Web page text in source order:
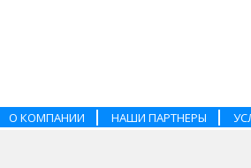
О КОМПАНИИ НАШИ ПАРТНЕРЫ